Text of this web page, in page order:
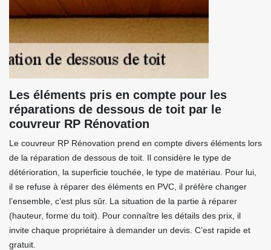
Les éléments pris en compte pour les
réparations de dessous de toit par le
couvreur RP Rénovation
Le couvreur RP Rénovation prend en compte divers éléments lors
de la réparation de dessous de toit. Il considère le type de
détérioration, la superficie touchée, le type de matériau. Pour lui,
il se refuse à réparer des éléments en PVC, il préfère changer
l’ensemble, c’est plus sûr. La situation de la partie à réparer
(hauteur, forme du toit). Pour connaître les détails des prix, il
invite chaque propriétaire à demander un devis. C’est rapide et
gratuit.